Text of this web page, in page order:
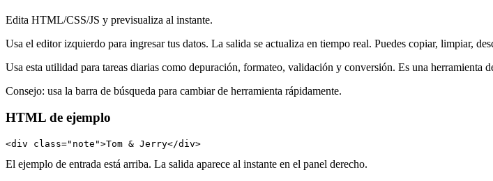
Edita HTML/CSS/JS y previsualiza al instante.
Usa el editor izquierdo para ingresar tus datos. La salida se actualiza en tiempo real. Puedes copiar, limpiar,
Usa esta utilidad para tareas diarias como depuración, formateo, validación y conversión. Es una
Consejo: usa la barra de búsqueda para cambiar de herramienta rápidamente.
HTML de ejemplo
<div class="note">Tom & Jerry</div>
El ejemplo de entrada está arriba. La salida aparece al instante en el panel derecho.